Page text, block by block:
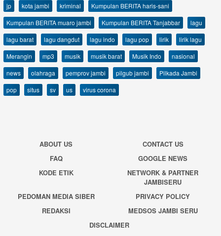
jp
kota jambi kriminal
Kumpulan BERITA haris-sani
Kumpulan BERITA muaro jambi
Kumpulan BERITA Tanjabbar
lagu
lagu barat
lagu dangdut lagu indo lagu pop lirik
lirik lagu
Merangin
mp3 musik musik barat Musik Indo
nasional
news
olahraga pemprov jambi pilgub jambi
Pilkada Jambi
pop
situs sv us virus corona
ABOUT US
CONTACT US
FAQ
GOOGLE NEWS
KODE ETIK
NETWORK & PARTNER
JAMBISERU
PEDOMAN MEDIA SIBER
PRIVACY POLICY
REDAKSI
MEDSOS JAMBI SERU
DISCLAIMER